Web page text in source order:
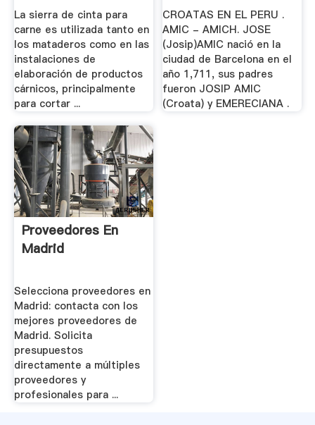
La sierra de cinta para
carne es utilizada tanto en
los mataderos como en las
instalaciones de
elaboración de productos
cárnicos, principalmente
para cortar ...
CROATAS EN EL PERU .
AMIC - AMICH. JOSE
(Josip)AMIC nació en la
ciudad de Barcelona en el
año 1,711, sus padres
fueron JOSIP AMIC
(Croata) y EMERECIANA .
Proveedores En
Madrid
Selecciona proveedores en
Madrid: contacta con los
mejores proveedores de
Madrid. Solicita
presupuestos
directamente a múltiples
proveedores y
profesionales para ...